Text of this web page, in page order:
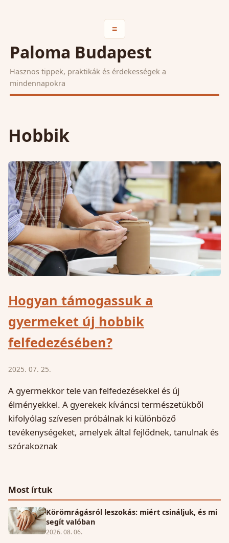
≡
Paloma Budapest
Hasznos tippek, praktikák és érdekességek a
mindennapokra
Hobbik
Hogyan támogassuk a
gyermeket új hobbik
felfedezésében?
2025. 07. 25.
A gyermekkor tele van felfedezésekkel és új
élményekkel. A gyerekek kíváncsi természetükből
kifolyólag szívesen próbálnak ki különböző
tevékenységeket, amelyek által fejlődnek, tanulnak és
szórakoznak
Most írtuk
Körömrágásról leszokás: miért csináljuk, és mi
segít valóban
2026. 08. 06.